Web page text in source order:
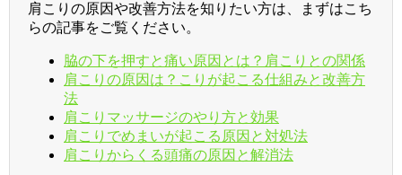
肩こりの原因や改善方法を知りたい方は、まずはこち
らの記事をご覧ください。
脇の下を押すと痛い原因とは？肩こりとの関係
肩こりの原因は？こりが起こる仕組みと改善方
法
肩こりマッサージのやり方と効果
肩こりでめまいが起こる原因と対処法
肩こりからくる頭痛の原因と解消法